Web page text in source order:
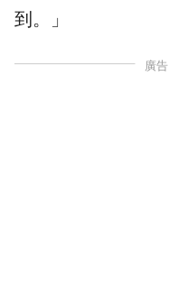
到。」
廣